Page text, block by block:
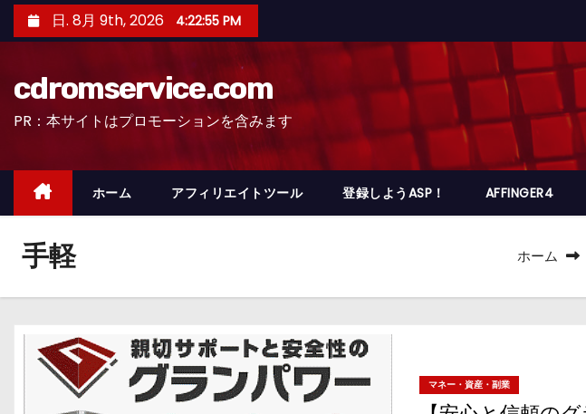
ン
ッ
日. 8月 9th, 2026 4:22:57 PM
cdromservice.com
PR：本サイトはプロモーションを含みます
ホーム アフィリエイトツール 登録しようASP！ AFFINGER4
手軽 ホーム
マネー・資産・副業